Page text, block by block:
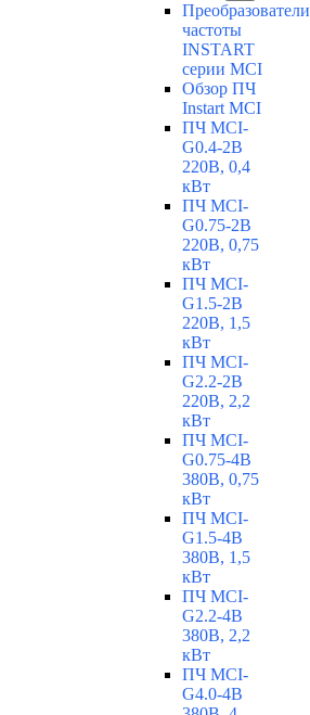
Преобразователи
частоты
INSTART
серии MCI
Обзор ПЧ
Instart MCI
ПЧ MCI-
G0.4-2B
220В, 0,4
кВт
ПЧ MCI-
G0.75-2B
220В, 0,75
кВт
ПЧ MCI-
G1.5-2B
220В, 1,5
кВт
ПЧ MCI-
G2.2-2B
220В, 2,2
кВт
ПЧ MCI-
G0.75-4B
380В, 0,75
кВт
ПЧ MCI-
G1.5-4B
380В, 1,5
кВт
ПЧ MCI-
G2.2-4B
380В, 2,2
кВт
ПЧ MCI-
G4.0-4B